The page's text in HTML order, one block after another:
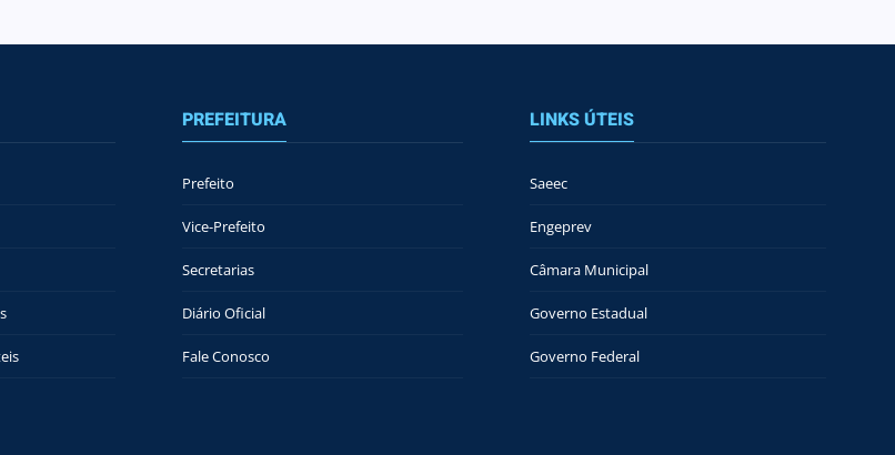
PREFEITURA
Prefeito
Vice-Prefeito
Secretarias
Diário Oficial
Fale Conosco
LINKS ÚTEIS
Saeec
Engeprev
Câmara Municipal
Governo Estadual
Governo Federal